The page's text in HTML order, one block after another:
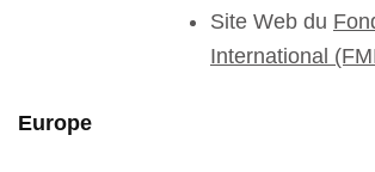
Site Web du
International
Europe